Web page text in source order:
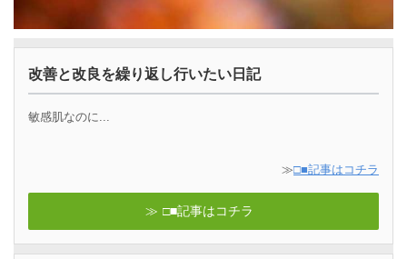
改善と改良を繰り返し行いたい日記
敏感肌なのに...
≫□■記事はコチラ
□■記事はコチラ